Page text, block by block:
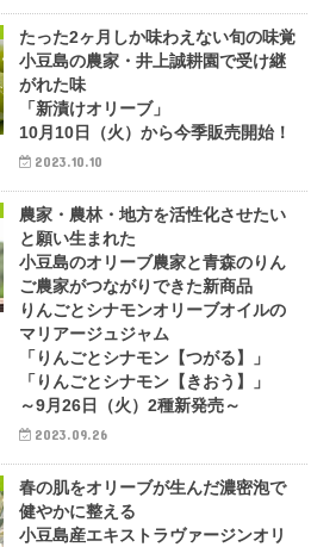
たった2ヶ月しか味わえない旬の味覚
小豆島の農家・井上誠耕園で受け継
がれた味
「新漬けオリーブ」
10月10日（火）から今季販売開始！
2023.10.10
農家・農林・地方を活性化させたい
と願い生まれた
小豆島のオリーブ農家と青森のりん
ご農家がつながりできた新商品
りんごとシナモンオリーブオイルの
マリアージュジャム
「りんごとシナモン【つがる】」
「りんごとシナモン【きおう】」
～9月26日（火）2種新発売～
2023.09.26
春の肌をオリーブが生んだ濃密泡で
健やかに整える
小豆島産エキストラヴァージンオリ